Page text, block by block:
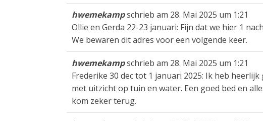
hwemekampschrieb am 28. Mai 2025 um 1:21
Ollie en Gerda 22-23 januari: Fijn dat we hier 1
We bewaren dit adres voor een volgende keer.
hwemekampschrieb am 28. Mai 2025 um 1:21
Frederike 30 dec tot 1 januari 2025: Ik heb
met uitzicht op tuin en water. Een goed bed en
kom zeker terug.